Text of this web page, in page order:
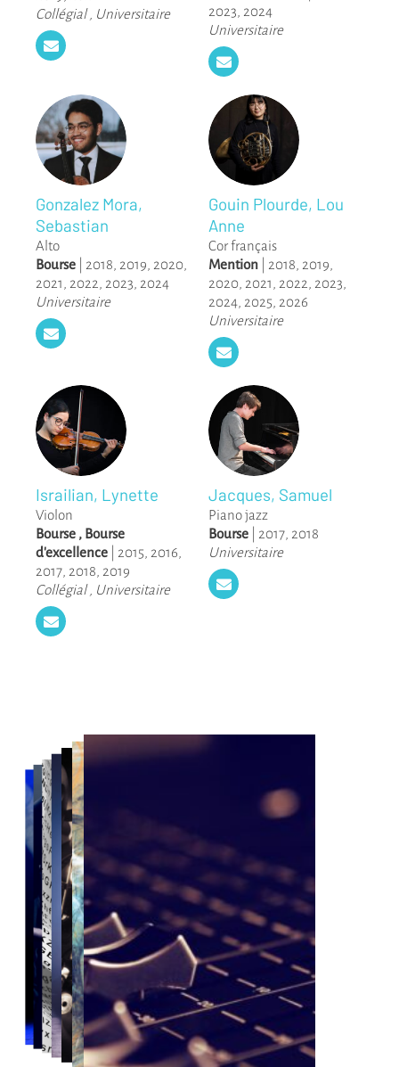
Collégial, Universitaire 2023 2024
Universitaire
Gonzalez Mora,
Sebastian
Alto
Bourse
2018 2019 2020
2021 2022 2023 2024
Universitaire
Gouin Plourde, Lou
Anne
Cor français
Mention
2018 2019
2020 2021 2022 2023
2024 2025 2026
Universitaire
Israilian, Lynette
Violon
Bourse , Bourse
d'excellence
2015 2016
2017 2018 2019
Collégial, Universitaire
Jacques, Samuel
Piano jazz
Bourse
2017 2018
Universitaire